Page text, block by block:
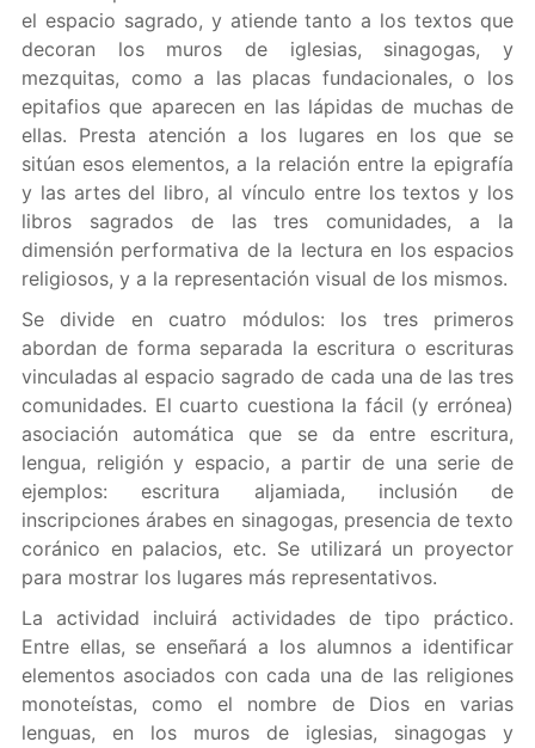
el espacio sagrado, y atiende tanto a los textos que
decoran los muros de iglesias, sinagogas, y
mezquitas, como a las placas fundacionales, o los
epitafios que aparecen en las lápidas de muchas de
ellas. Presta atención a los lugares en los que se
sitúan esos elementos, a la relación entre la epigrafía
y las artes del libro, al vínculo entre los textos y los
libros sagrados de las tres comunidades, a la
dimensión performativa de la lectura en los espacios
religiosos, y a la representación visual de los mismos.
Se divide en cuatro módulos: los tres primeros
abordan de forma separada la escritura o escrituras
vinculadas al espacio sagrado de cada una de las tres
comunidades. El cuarto cuestiona la fácil (y errónea)
asociación automática que se da entre escritura,
lengua, religión y espacio, a partir de una serie de
ejemplos: escritura aljamiada, inclusión de
inscripciones árabes en sinagogas, presencia de texto
coránico en palacios, etc. Se utilizará un proyector
para mostrar los lugares más representativos.
La actividad incluirá actividades de tipo práctico.
Entre ellas, se enseñará a los alumnos a identificar
elementos asociados con cada una de las religiones
monoteístas, como el nombre de Dios en varias
lenguas, en los muros de iglesias, sinagogas y